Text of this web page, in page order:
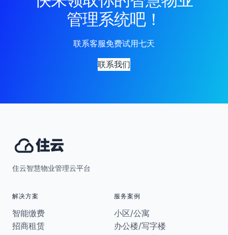
管理系统吧！
联系客服免费试用七天
联系我们
住云智慧物业管理云平台
解决方案
智能缴费
招商租赁
服务案例
小区/公寓
办公楼/写字楼